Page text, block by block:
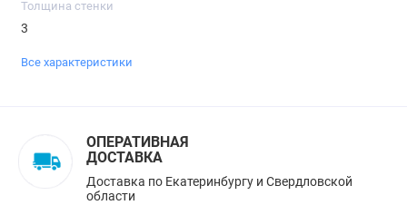
Толщина стенки
3
Все характеристики
ОПЕРАТИВНАЯ
ДОСТАВКА
Доставка по Екатеринбургу и Свердловской
области